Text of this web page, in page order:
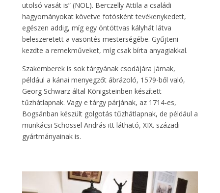
utolsó vasát is” (NOL). Berczelly Attila a családi
hagyományokat követve fotósként tevékenykedett,
egészen addig, míg egy öntöttvas kályhát látva
beleszeretett a vasöntés mesterségébe. Gyűjteni
kezdte a remekműveket, míg csak bírta anyagiakkal.
Szakemberek is sok tárgyának csodájára járnak,
például a kánai menyegzőt ábrázoló, 1579-ből való,
Georg Schwarz által Königsteinben készített
tűzhátlapnak. Vagy e tárgy párjának, az 1714-es,
Bogsánban készült golgotás tűzhátlapnak, de például a
munkácsi Schossel András itt látható, XIX. századi
gyártmányainak is.